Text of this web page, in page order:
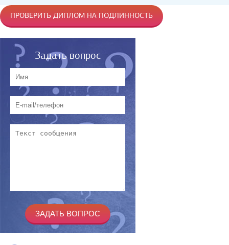
ПРОВЕРИТЬ ДИПЛОМ НА ПОДЛИННОСТЬ
Задать вопрос